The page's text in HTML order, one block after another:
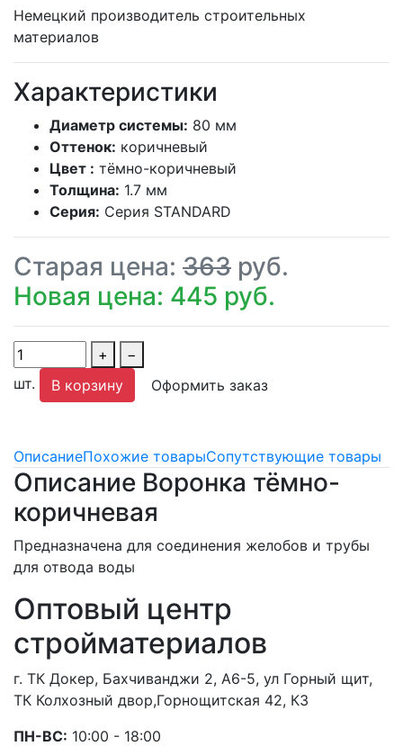
Немецкий производитель строительных
материалов
Характеристики
Диаметр системы: 80 мм
Оттенок: коричневый
Цвет : тёмно-коричневый
Толщина: 1.7 мм
Серия: Серия STANDARD
Старая цена: 363 руб.
Новая цена: 445 руб.
+
−
шт.
В корзину Оформить заказ
ОписаниеПохожие товарыСопутствующие товары
Описание Воронка тёмно-
коричневая
Предназначена для соединения желобов и трубы
для отвода воды
Оптовый центр
стройматериалов
г. ТК Докер, Бахчиванджи 2, А6-5, ул Горный щит,
ТК Колхозный двор,Горнощитская 42, К3
ПН-ВС: 10:00 - 18:00